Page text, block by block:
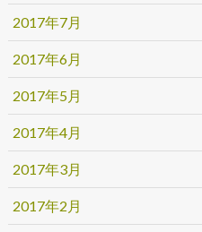
2017年7月
2017年6月
2017年5月
2017年4月
2017年3月
2017年2月